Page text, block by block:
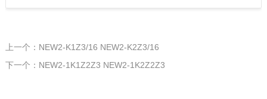
上一个：NEW2-K1Z3/16 NEW2-K2Z3/16
下一个：NEW2-1K1Z2Z3 NEW2-1K2Z2Z3